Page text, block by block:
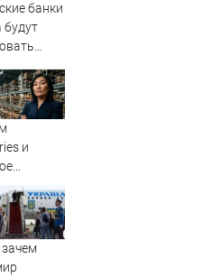
банки
будут
и
к